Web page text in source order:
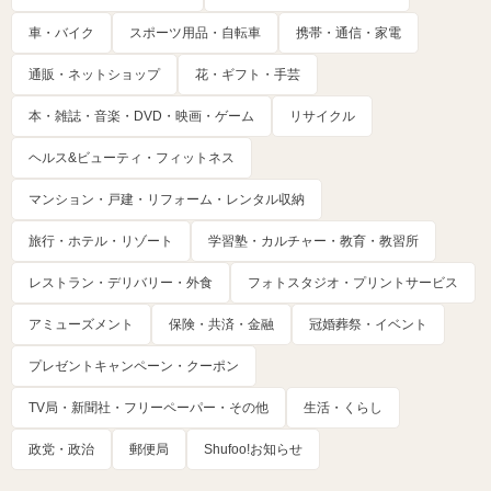
車・バイク スポーツ用品・自転車 携帯・通信・家電
通販・ネットショップ 花・ギフト・手芸
本・雑誌・音楽・DVD・映画・ゲーム リサイクル
ヘルス&ビューティ・フィットネス
マンション・戸建・リフォーム・レンタル収納
旅行・ホテル・リゾート 学習塾・カルチャー・教育・教習所
レストラン・デリバリー・外食 フォトスタジオ・プリントサービス
アミューズメント 保険・共済・金融 冠婚葬祭・イベント
プレゼントキャンペーン・クーポン
TV局・新聞社・フリーペーパー・その他 生活・くらし
政党・政治 郵便局 Shufoo!お知らせ